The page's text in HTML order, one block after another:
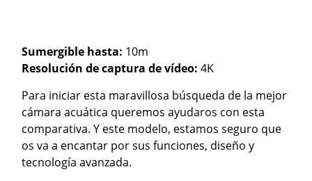
Sumergible hasta: 10m
Resolución de captura de vídeo:4K
Para iniciar esta maravillosa búsqueda de la mejor
cámara acuática queremos ayudaros con esta
comparativa. Y este modelo, estamos seguro que
os va a encantar por sus funciones, diseño y
tecnología avanzada.